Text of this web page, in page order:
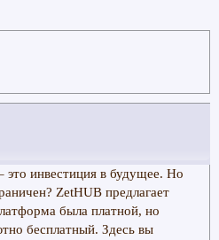
это инвестиция в будущее. Но
ZetHUB предлагает
была платной, но
бесплатный. Здесь вы